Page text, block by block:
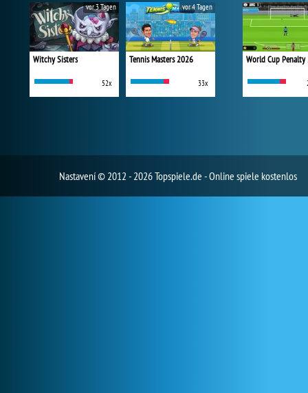
Witchy Sisters
52x
vor 3 Tagen
Tennis Masters 2026
33x
vor 4 Tagen
World Cup
Nastavení© 2012 - 2026 Topspiele.de - Online spiele kostenlos